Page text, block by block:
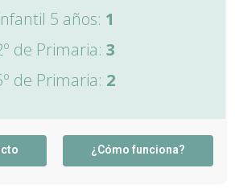
5 años: 1
de Primaria: 3
de Primaria: 2
¿Cómo funciona?